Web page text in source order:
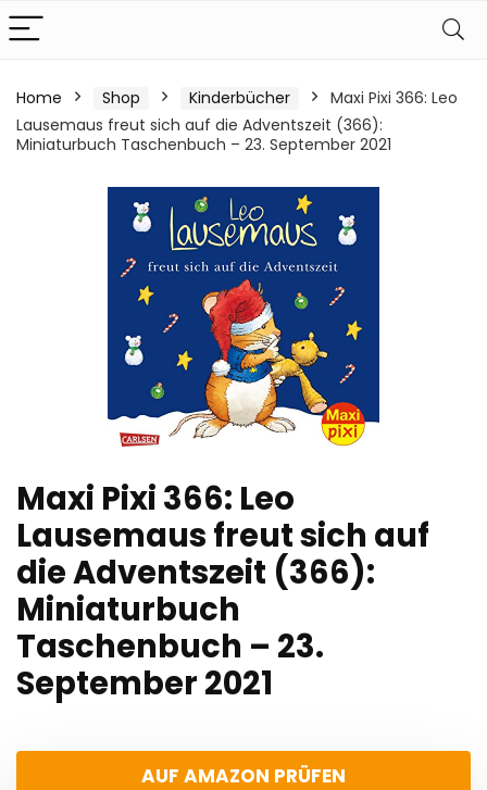
Home Shop Kinderbücher
Maxi Pixi 366: Leo
Lausemaus freut sich auf die Adventszeit (366):
Miniaturbuch Taschenbuch – 23. September 2021
Maxi Pixi 366: Leo
Lausemaus freut sich auf
die Adventszeit (366):
Miniaturbuch
Taschenbuch – 23.
September 2021
AUF AMAZON PRÜFEN